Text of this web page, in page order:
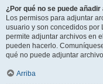
¿Por qué no se puede
Los permisos para adjuntar
usuario y son concedidos por
permite adjuntar archivos en
pueden hacerlo.
qué no puede adjuntar
Arriba